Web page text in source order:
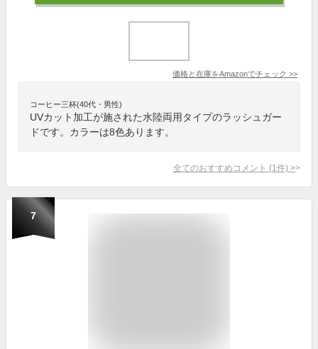
価格と在庫をAmazonでチェック >>
コーヒー三杯(40代・男性)
UVカット加工が施された水陸両用タイプのラッシュガー
ドです。カラーは8色あります。
全てのおすすめコメント (1 件) >
7